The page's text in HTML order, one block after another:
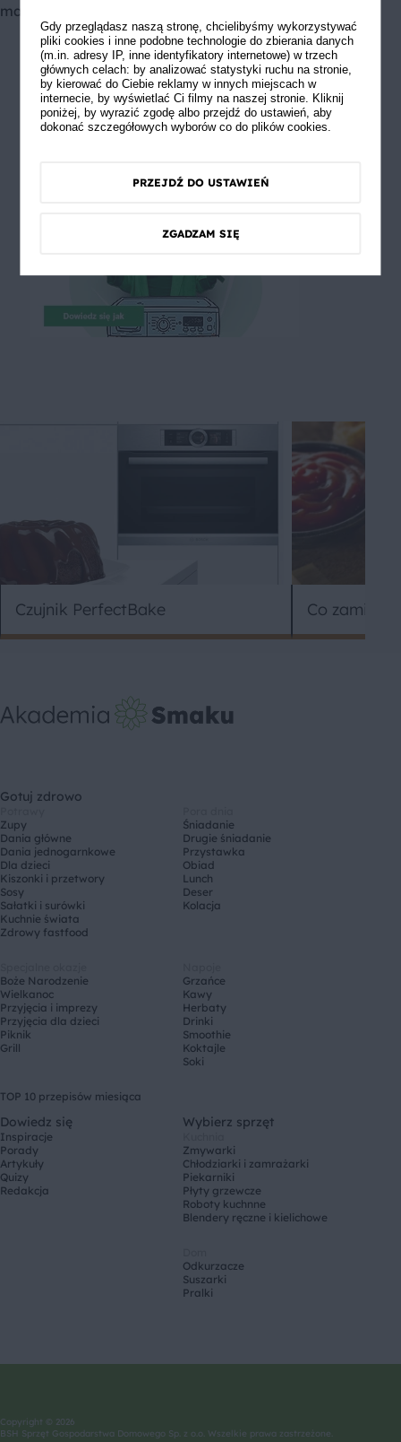
masła, jajek z dodatkiem wanilii.
Czujnik PerfectBake Co zamiast
Gotuj zdrowo
Zupy
Dania główne
Dania jednogarnkowe
Dla dzieci
Kiszonki i przetwory
Sosy
Sałatki i surówki
Kuchnie świata
Zdrowy fastfood
Śniadanie
Drugie śniadanie
Przystawka
Obiad
Lunch
Deser
Kolacja
Boże Narodzenie
Wielkanoc
Przyjęcia i imprezy
Przyjęcia dla dzieci
Piknik
Grill
Grzańce
Kawy
Herbaty
Drinki
Smoothie
Koktajle
Soki
TOP 10 przepisów miesiąca
Dowiedz się
Inspiracje
Porady
Artykuły
Quizy
Redakcja
Wybierz sprzęt
Zmywarki
Chłodziarki i zamrażarki
Piekarniki
Płyty grzewcze
Roboty kuchnne
Blendery ręczne i kielichowe
Odkurzacze
Suszarki
Pralki
Copyright © 2026
BSH Sprzęt Gospodarstwa Domowego Sp. z o.o. Wszelkie prawa zastrzeżone.
Gdy przeglądasz naszą stronę, chcielibyśmy wykorzystywać
pliki cookies i inne podobne technologie do zbierania danych
(m.in. adresy IP, inne identyfikatory internetowe) w trzech
głównych celach: by analizować statystyki ruchu na stronie,
by kierować do Ciebie reklamy w innych miejscach w
internecie, by wyświetlać Ci filmy na naszej stronie. Kliknij
poniżej, by wyrazić zgodę albo przejdź do ustawień, aby
dokonać szczegółowych wyborów co do plików cookies.
PRZEJDŹ DO USTAWIEŃ
ZGADZAM SIĘ